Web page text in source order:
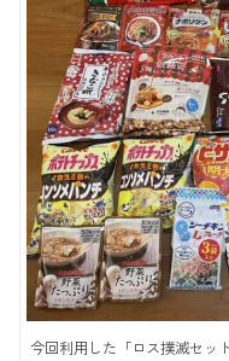
今回利用した「ロス撲滅セ